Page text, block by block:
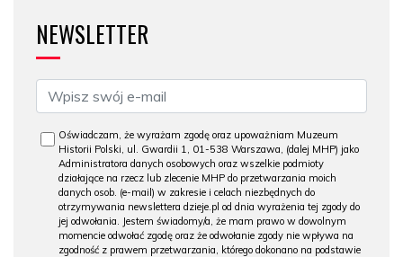
NEWSLETTER
Oświadczam, że wyrażam zgodę oraz upoważniam Muzeum
Historii Polski, ul. Gwardii 1, 01-538 Warszawa, (dalej MHP) jako
Administratora danych osobowych oraz wszelkie podmioty
działające na rzecz lub zlecenie MHP do przetwarzania moich
danych osob. (e-mail) w zakresie i celach niezbędnych do
otrzymywania newslettera dzieje.pl od dnia wyrażenia tej zgody do
jej odwołania. Jestem świadomy/a, że mam prawo w dowolnym
momencie odwołać zgodę oraz że odwołanie zgody nie wpływa na
zgodność z prawem przetwarzania, którego dokonano na podstawie